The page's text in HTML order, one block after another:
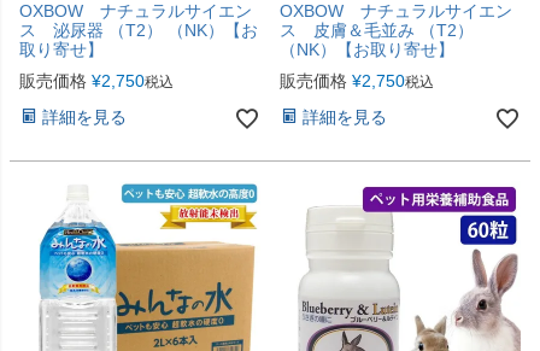
OXBOW ナチュラルサイエン
ス 泌尿器 （T2） （NK）【お
取り寄せ】
販売価格 ¥2,750税込
詳細を見る
OXBOW ナチュラルサイエン
ス 皮膚＆毛並み （T2）
（NK）【お取り寄せ】
販売価格 ¥2,750税込
詳細を見る